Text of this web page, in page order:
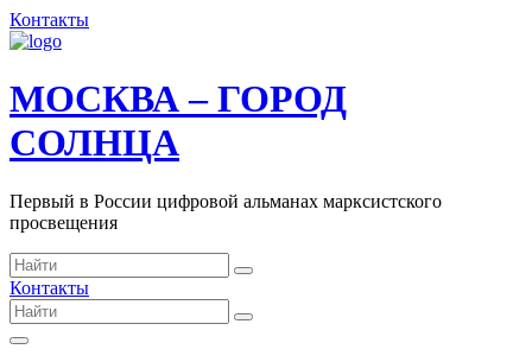
Контакты
МОСКВА – ГОРОД
СОЛНЦА
Первый в России цифровой альманах марксистского
просвещения
Контакты